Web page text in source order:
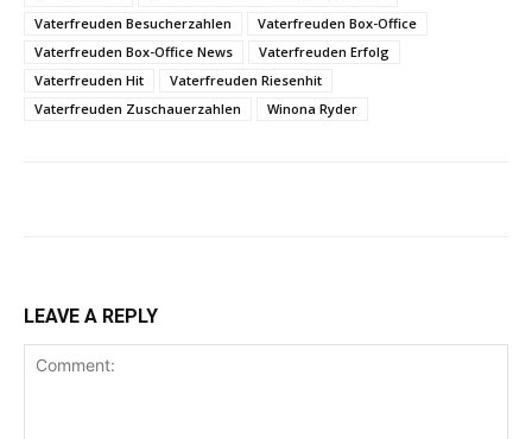
Vaterfreuden Besucherzahlen
Vaterfreuden Box-Office
Vaterfreuden Box-Office News
Vaterfreuden Erfolg
Vaterfreuden Hit
Vaterfreuden Riesenhit
Vaterfreuden Zuschauerzahlen
Winona Ryder
LEAVE A REPLY